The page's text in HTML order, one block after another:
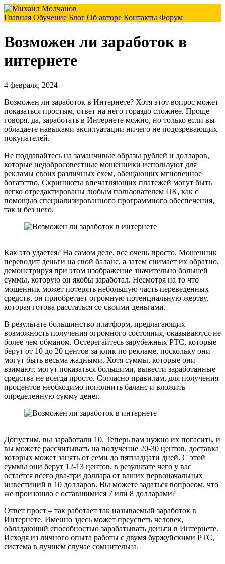
Главная Обучение Блог Об авторе Контакты Форум
Возможен ли заработок в
интернете
4 февраля, 2024
Возможен ли заработок в Интернете? Хотя этот вопрос может
показаться простым, ответ на него гораздо сложнее. Проще
говоря, да, заработать в Интернете можно, но только если вы
обладаете навыками эксплуатации ничего не подозревающих
покупателей.
Не поддавайтесь на заманчивые образы рублей и долларов,
которые недобросовестные мошенники используют для
рекламы своих различных схем, обещающих мгновенное
богатство. Скриншоты впечатляющих платежей могут быть
легко отредактированы любым пользователем ПК, как с
помощью специализированного программного обеспечения,
так и без него.
Как это удается? На самом деле, все очень просто. Мошенник
переводит деньги на свой баланс, а затем снимает их обратно,
демонстрируя при этом изображение значительно большей
суммы, которую он якобы заработал. Несмотря на то что
мошенник может потерять небольшую часть переведенных
средств, он приобретает огромную потенциальную жертву,
которая готова расстаться со своими деньгами.
В результате большинство платформ, предлагающих
возможность получения огромного состояния, оказываются не
более чем обманом. Остерегайтесь зарубежных РТС, которые
берут от 10 до 20 центов за клик по рекламе, поскольку они
могут быть весьма жадными. Хотя суммы, которые они
взимают, могут показаться большими, вывести заработанные
средства не всегда просто. Согласно правилам, для получения
процентов необходимо пополнить баланс и вложить
определенную сумму денег.
Допустим, вы заработали 10. Теперь вам нужно их погасить, и
вы можете рассчитывать на получение 20-30 центов, доставка
которых может занять от семи до пятнадцати дней. С этой
суммы они берут 12-13 центов, в результате чего у вас
остается всего два-три доллара от ваших первоначальных
инвестиций в 10 долларов. Вы можете задаться вопросом, что
же произошло с оставшимися 7 или 8 долларами?
Ответ прост – так работает так называемый заработок в
Интернете. Именно здесь может преуспеть человек,
обладающий способностью зарабатывать деньги в Интернете.
Исходя из личного опыта работы с двумя буржуйскими PTC,
система в лучшем случае сомнительна.